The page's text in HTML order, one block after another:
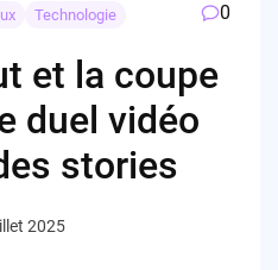
Technologie 0
et la coupe
duel vidéo
stories
2025